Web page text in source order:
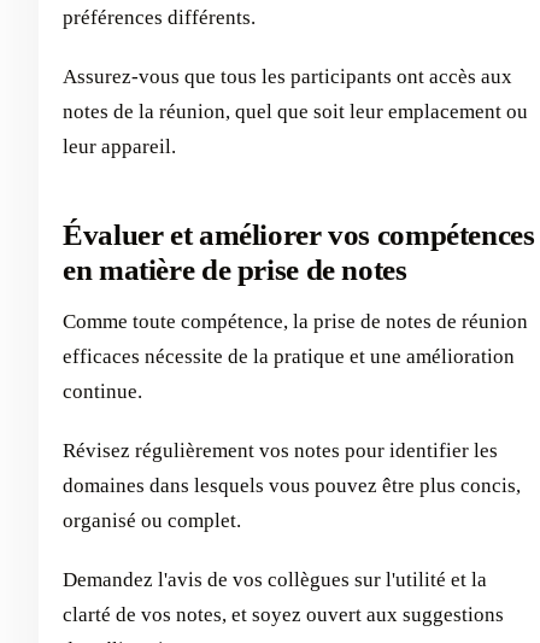
préférences différents.
Assurez-vous que tous les participants ont accès aux
notes de la réunion, quel que soit leur emplacement ou
leur appareil.
Évaluer et améliorer vos compétences
en matière de prise de notes
Comme toute compétence, la prise de notes de réunion
efficaces nécessite de la pratique et une amélioration
continue.
Révisez régulièrement vos notes pour identifier les
domaines dans lesquels vous pouvez être plus concis,
organisé ou complet.
Demandez l'avis de vos collègues sur l'utilité et la
clarté de vos notes, et soyez ouvert aux suggestions